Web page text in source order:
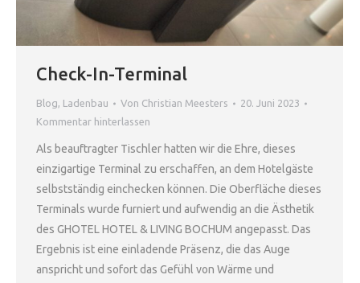
Check-In-Terminal
Blog, Ladenbau Von Christian Meesters
20. Juni 2023
Kommentar hinterlassen
Als beauftragter Tischler hatten wir die Ehre, dieses
einzigartige Terminal zu erschaffen, an dem Hotelgäste
selbstständig einchecken können. Die Oberfläche dieses
Terminals wurde furniert und aufwendig an die Ästhetik
des GHOTEL HOTEL & LIVING BOCHUM angepasst. Das
Ergebnis ist eine einladende Präsenz, die das Auge
anspricht und sofort das Gefühl von Wärme und